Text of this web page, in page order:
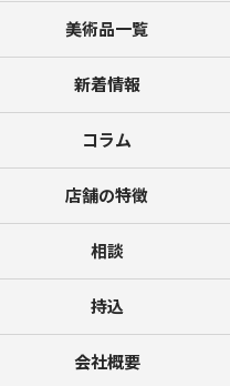
美術品一覧
新着情報
コラム
店舗の特徴
相談
持込
会社概要